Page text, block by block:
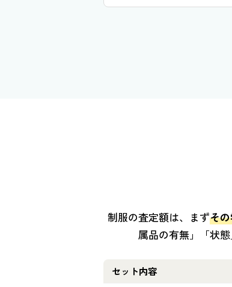
制服の査定額は、まずそ
属品の有無」「状
セット内容